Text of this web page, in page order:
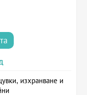
изхранване и